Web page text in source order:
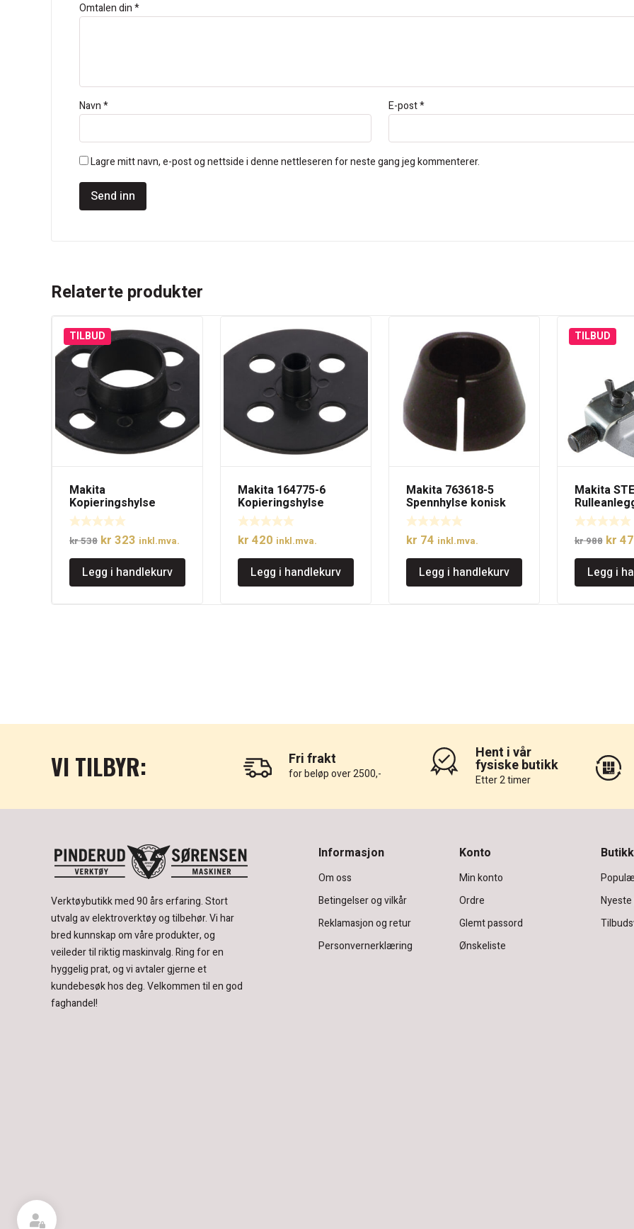
Omtalen din*
Navn* E-post*
Lagre mitt navn, e-post og nettside i denne nettleseren for neste gang jeg kommenterer.
Relaterte produkter
TILBUD
Makita
Kopieringshylse
24X27X13mm
kr538 Opprinnelig
pris
var:
kr 538.
kr 323 Nåværende
pris
er:
kr 323.
inkl.mva.
Legg i handlekurv
Makita 164775-6
Kopieringshylse
9x11x13mm
kr 420 inkl.mva.
Legg i handlekurv
Makita 763618-5
Spennhylse konisk
8mm
kr 74 inkl.mva.
Legg i handlekurv
TILBUD
Makita
kr988
pris
var:
kr
kr
Legg i
VI TILBYR: Fri frakt
for beløp over 2500,-
Hent i vår
fysiske butikk
Etter 2 timer
Verktøybutikk med 90 års erfaring.Stort
utvalg av elektroverktøy og tilbehør.Vi har
bred kunnskap om våre produkter, og
veileder til riktig maskinvalg. Ring for en
hyggelig prat, og vi avtaler gjerne et
kundebesøk hos deg.Velkommen til en god
faghandel!
Informasjon
Om oss
Betingelser og vilkår
Reklamasjon og retur
Personvernerklæring
Konto
Min konto
Ordre
Glemt passord
Ønskeliste
Butikk